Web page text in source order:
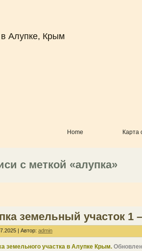
Алупке, Крым
Home Карта
с меткой «алупка»
земельный участок 1
| Автор: admin
земельного участка в Алупке Крым.